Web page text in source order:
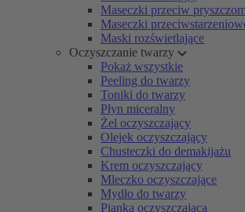
Maseczki przeciw pryszczom
Maseczki
Maski rozświetlające
Oczyszczanie twarzy
Pokaż wszystkie
Peeling do twarzy
Toniki do twarzy
Płyn miceralny
Żel oczyszczający
Olejek oczyszczający
Chusteczki do demakijażu
Krem oczyszczający
Mleczko oczyszczające
Mydło do twarzy
Pianka oczyszczająca